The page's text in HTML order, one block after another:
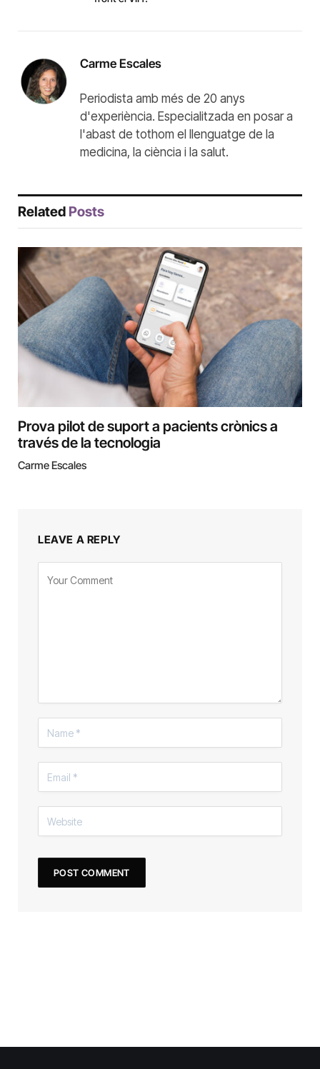
Carme Escales
Periodista amb més de 20 anys
d'experiència. Especialitzada en posar a
l'abast de tothom el llenguatge de la
medicina, la ciència i la salut.
Related Posts
Prova pilot de suport a pacients crònics a
través de la tecnologia
Carme Escales
LEAVE A REPLY